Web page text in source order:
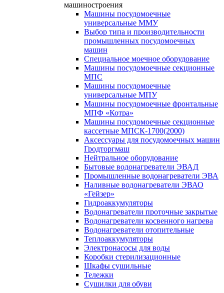
машиностроения
Машины посудомоечные
универсальные ММУ
Выбор типа и производительности
промышленных посудомоечных
машин
Специальное моечное оборудование
Машины посудомоечные секционные
МПС
Машины посудомоечные
универсальные МПУ
Машины посудомоечные фронтальные
МПФ «Котра»
Машины посудомоечные секционные
кассетные МПСК-1700(2000)
Аксессуары для посудомоечных машин
Гродторгмаш
Нейтральное оборудование
Бытовые водонагреватели ЭВАД
Промышленные водонагреватели ЭВА
Наливные водонагреватели ЭВАО
«Гейзер»
Гидроаккумуляторы
Водонагреватели проточные закрытые
Водонагреватели косвенного нагрева
Водонагреватели отопительные
Теплоаккумуляторы
Электронасосы для воды
Коробки стерилизационные
Шкафы сушильные
Тележки
Сушилки для обуви